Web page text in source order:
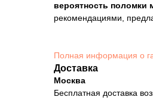
вероятность поломки
рекомендациями,
Полная информация о
Доставка
Москва
Бесплатная доставка